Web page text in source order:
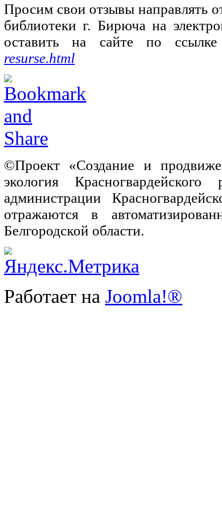
Просим свои отзывы направлять
библиотеки г. Бирюча на
оставить на сайте по
resurse.html
©Проект «Создание и
экология
администрации
отражаются в
Белгородской области.
Работает на Joomla!®